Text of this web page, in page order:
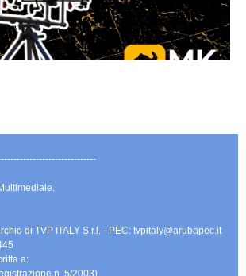
di TVP ITALY S.r.l. - PEC: tvpitaly@arubapec.it
a:
n. 5/2003)